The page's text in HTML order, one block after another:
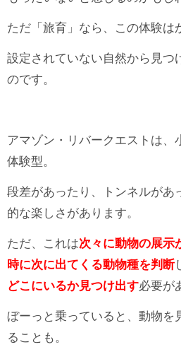
ただ「旅育」なら、この体験は
設定されていない自然から見つ
のです。
アマゾン・リバークエストは、
体験型。
段差があったり、トンネルがあ
的な楽しさがあります。
ただ、これは次々に動物の展示
時に次に出てくる動物種を判断
どこにいるか見つけ出す必要が
ぼーっと乗っていると、動物を
ることも。